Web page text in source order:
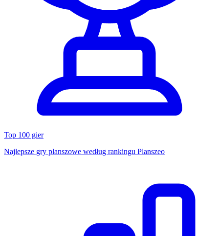
Top 100 gier
Najlepsze gry planszowe według rankingu Planszeo